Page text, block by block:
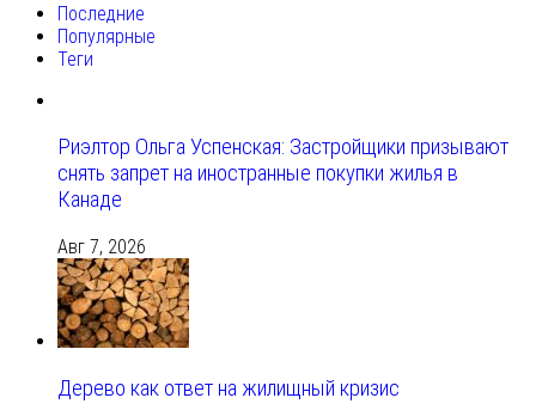
Последние
Популярные
Теги
Риэлтор Ольга Успенская: Застройщики призывают
снять запрет на иностранные покупки жилья в
Канаде
Авг 7, 2026
Дерево как ответ на жилищный кризис